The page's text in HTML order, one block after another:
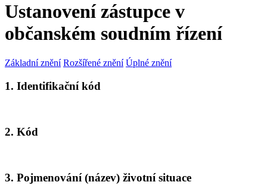
Ustanovení zástupce v
občanském soudním řízení
Základní znění Rozšířené znění Úplné znění
1. Identifikační kód
2. Kód
3. Pojmenování (název) životní situace